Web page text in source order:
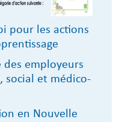
pour les actions
employeurs
social et médico-
en Nouvelle